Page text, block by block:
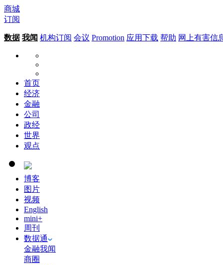
商城
订阅
数据 我闻 机构订阅 会议 Promotion 应用下载 帮助 网上有害信
首页
经济
金融
公司
政经
世界
观点
博客
图片
视频
English
mini+
周刊
数据通
金融我闻
商圈